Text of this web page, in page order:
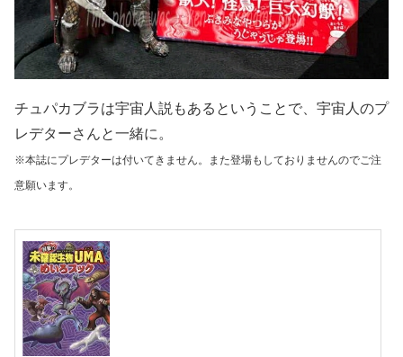
チュパカブラは宇宙人説もあるということで、宇宙人のプ
レデターさんと一緒に。
※本誌にプレデターは付いてきません。また登場もしておりませんのでご注
意願います。